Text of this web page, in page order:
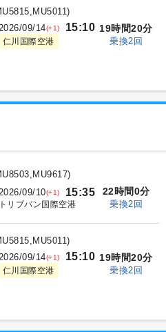
)
2026/09/14(+1) 15:10
仁川国際空港
19時間20分
乗換2回
)
09/10(+1) 15:35
トリブバン国際空港
22時間0分
乗換2回
)
2026/09/14(+1) 15:10
仁川国際空港
19時間20分
乗換2回